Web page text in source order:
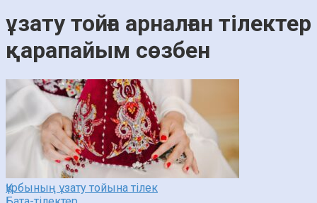
ұзату тойға арналған тілектер
қарапайым сөзбен
Құрбының ұзату тойына тілек